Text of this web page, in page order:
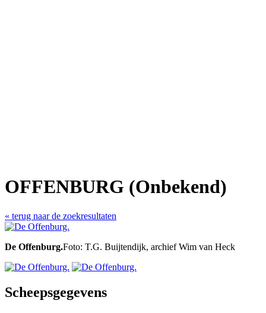
OFFENBURG (Onbekend)
« terug naar de zoekresultaten
De Offenburg.Foto: T.G. Buijtendijk, archief Wim van Heck
Scheepsgegevens